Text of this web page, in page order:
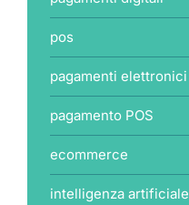
pos
pagamenti elettronici
pagamento POS
ecommerce
intelligenza artificiale